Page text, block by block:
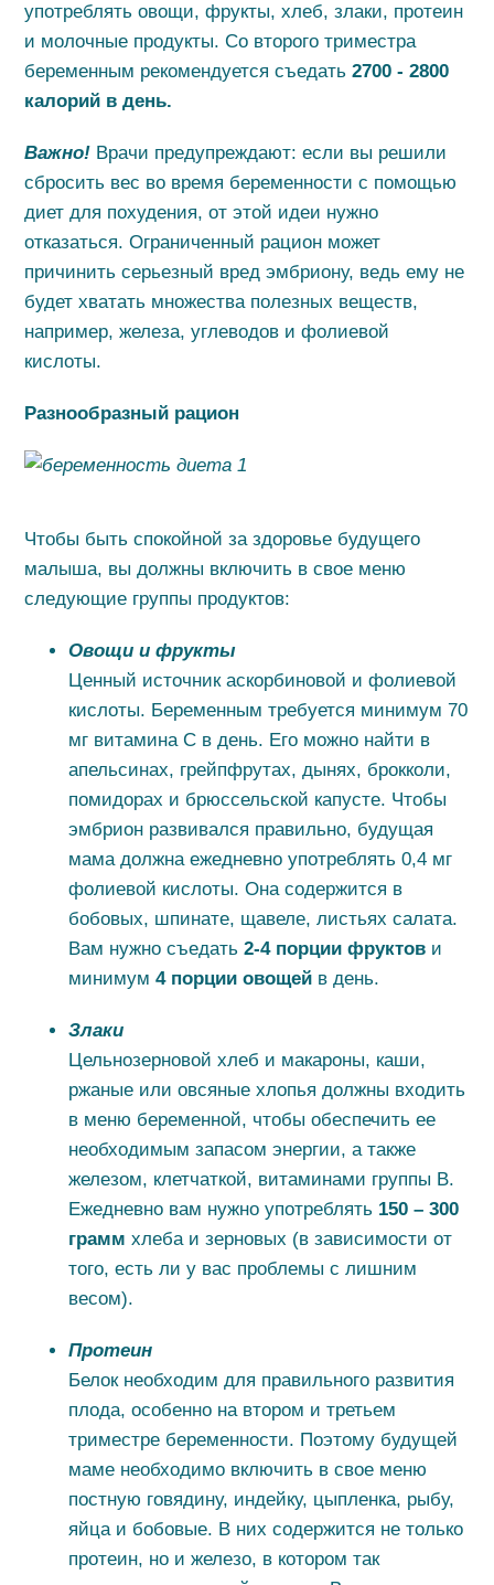
употреблять овощи, фрукты, хлеб, злаки, протеин
и молочные продукты. Со второго триместра
беременным рекомендуется съедать2700 - 2800
калорий в день.
Важно! Врачи предупреждают: если вы решили
сбросить вес во время беременности с помощью
диет для похудения, от этой идеи нужно
отказаться. Ограниченный рацион может
причинить серьезный вред эмбриону, ведь ему не
будет хватать множества полезных веществ,
например, железа, углеводов и фолиевой
кислоты.
Разнообразный рацион
Чтобы быть спокойной за здоровье будущего
малыша, вы должны включить в свое меню
следующие группы продуктов:
Овощи и фрукты
Ценный источник аскорбиновой и фолиевой
кислоты. Беременным требуется минимум 70
мг витамина С в день. Его можно найти в
апельсинах, грейпфрутах, дынях, брокколи,
помидорах и брюссельской капусте. Чтобы
эмбрион развивался правильно, будущая
мама должна ежедневно употреблять 0,4 мг
фолиевой кислоты. Она содержится в
бобовых, шпинате, щавеле, листьях салата.
Вам нужно съедать2-4 порции фруктов и
минимум4 порции овощей в день.
Злаки
Цельнозерновой хлеб и макароны, каши,
ржаные или овсяные хлопья должны входить
в меню беременной, чтобы обеспечить ее
необходимым запасом энергии, а также
железом, клетчаткой, витаминами группы B.
Ежедневно вам нужно употреблять 150 – 300
граммхлеба и зерновых (в зависимости от
того, есть ли у вас проблемы с лишним
весом).
Протеин
Белок необходим для правильного развития
плода, особенно на втором и третьем
триместре беременности. Поэтому будущей
маме необходимо включить в свое меню
постную говядину, индейку, цыпленка, рыбу,
яйца и бобовые. В них содержится не только
протеин, но и железо, в котором так